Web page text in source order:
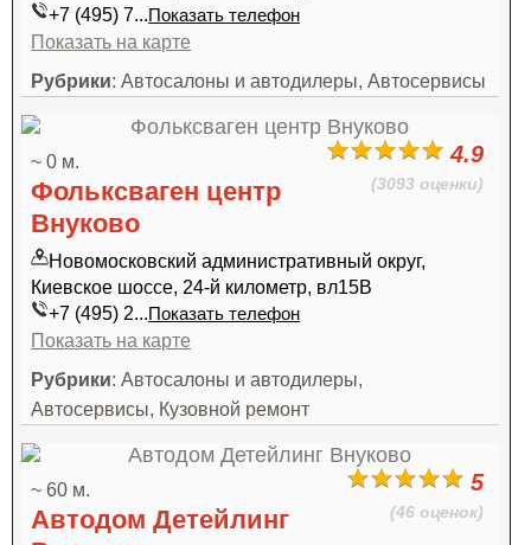
+7 (495) 7...Показать телефон
Показать на карте
Рубрики: Автосалоны и автодилеры, Автосервисы
4.9
(3093 оценки)
~ 0 м.
Фольксваген центр
Внуково
Новомосковский административный округ,
Киевское шоссе, 24-й километр, вл15В
+7 (495) 2...Показать телефон
Показать на карте
Рубрики: Автосалоны и автодилеры,
Автосервисы, Кузовной ремонт
5
(46 оценок)
~ 60 м.
Автодом Детейлинг